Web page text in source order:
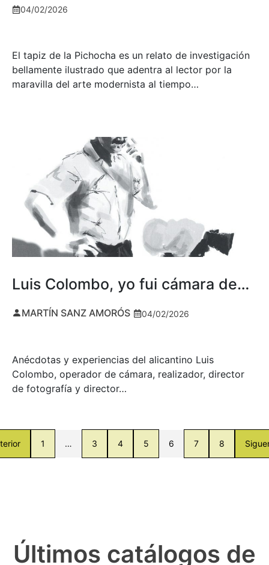
04/02/2026
El tapiz de la Pichocha es un relato de investigación
bellamente ilustrado que adentra al lector por la
maravilla del arte modernista al tiempo…
Luis Colombo, yo fui cámara de…
MARTÍN SANZ AMORÓS 04/02/2026
Anécdotas y experiencias del alicantino Luis
Colombo, operador de cámara, realizador, director
de fotografía y director…
1 … 3 4 5 6 7 8
Últimos catálogos de